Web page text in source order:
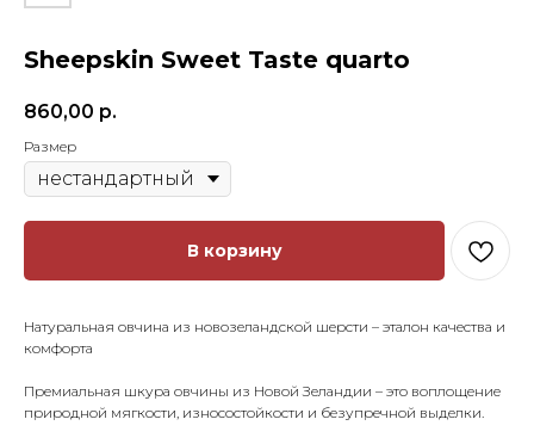
Sheepskin Sweet Taste quarto
860,00 р.
Размер
В корзину
Натуральная овчина из новозеландской шерсти – эталон качества и
комфорта
Премиальная шкура овчины из Новой Зеландии – это воплощение
природной мягкости, износостойкости и безупречной выделки.